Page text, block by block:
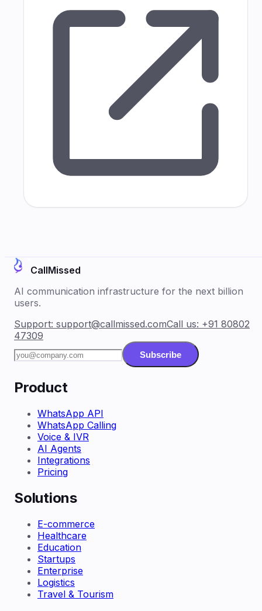
CallMissed
AI communication infrastructure for the next billion
users.
Support: support@callmissed.comCall us: +91 80802
47309
Subscribe
Product
WhatsApp API
WhatsApp Calling
Voice & IVR
AI Agents
Integrations
Pricing
Solutions
E-commerce
Healthcare
Education
Startups
Enterprise
Logistics
Travel & Tourism